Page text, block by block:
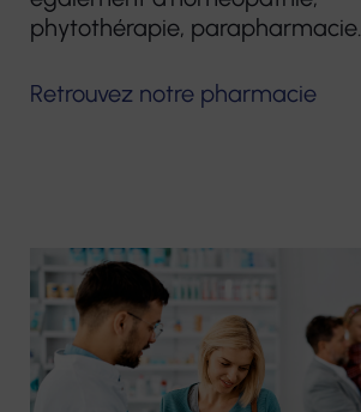
phytothérapie, parapharmacie.
Retrouvez notre pharmacie